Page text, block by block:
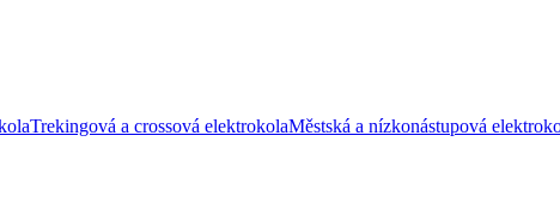
Trekingová a crossová elektrokolaMěstská a nízkonástupová